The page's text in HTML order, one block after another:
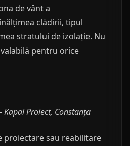
de vânt a
clădirii, tipul
stratului de izolație. Nu
pentru orice
Proiect, Constanța
proiectare sau reabilitare